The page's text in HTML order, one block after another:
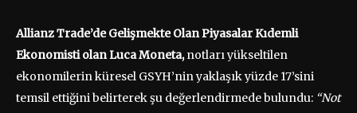
Allianz Trade’de Gelişmekte Olan Piyasalar Kıdemli
Ekonomisti olan Luca Moneta,notları yükseltilen
ekonomilerin küresel GSYH’nin yaklaşık yüzde 17’sini
temsil ettiğini belirterek şu değerlendirmede bulundu: “Not